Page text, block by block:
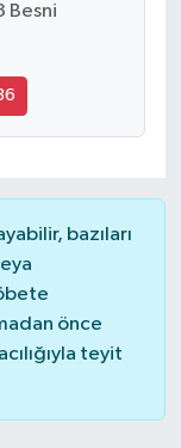
Besni
bazıları
önce
teyit